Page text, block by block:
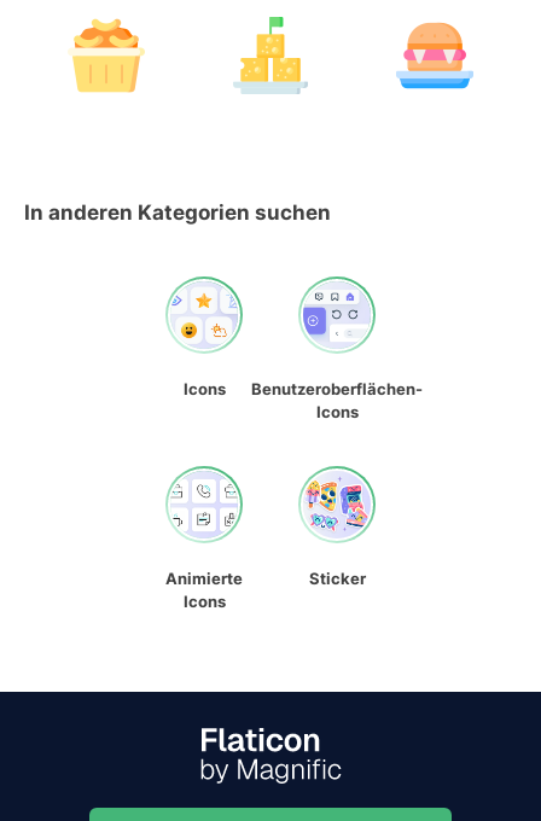
In anderen Kategorien suchen
Icons
Benutzeroberflächen-
Icons
Animierte
Icons
Sticker